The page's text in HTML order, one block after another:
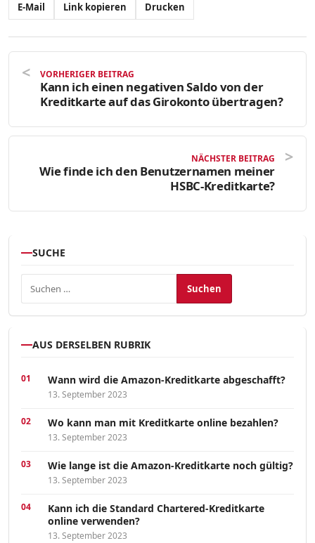
E-Mail Link kopieren Drucken
VORHERIGER BEITRAG
Kann ich einen negativen Saldo von der
Kreditkarte auf das Girokonto übertragen?
NÄCHSTER BEITRAG
Wie finde ich den Benutzernamen meiner
HSBC-Kreditkarte?
SUCHE
Suchen nach:
AUS DERSELBEN RUBRIK
Wann wird die Amazon-Kreditkarte abgeschafft?
13. September 2023
Wo kann man mit Kreditkarte online bezahlen?
13. September 2023
Wie lange ist die Amazon-Kreditkarte noch gültig?
13. September 2023
Kann ich die Standard Chartered-Kreditkarte
online verwenden?
13. September 2023